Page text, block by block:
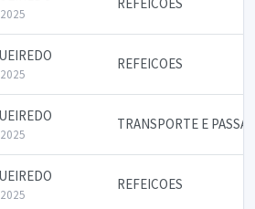
REFEICOES
TRANSPORTE E
REFEICOES